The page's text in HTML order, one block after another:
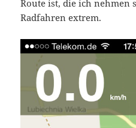
Route ist, die ich nehmen
Radfahren extrem.